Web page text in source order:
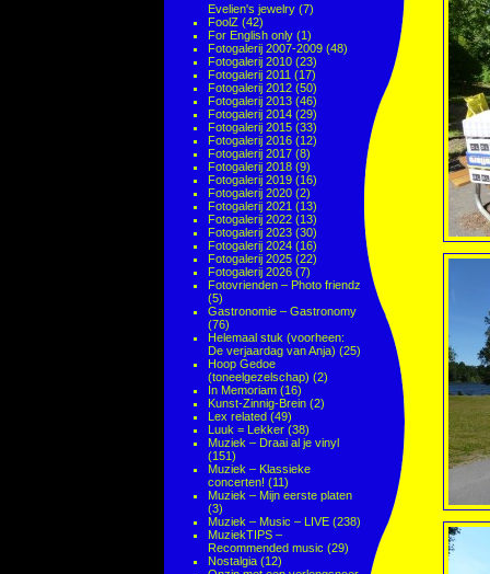
Evelien's jewelry (7)
FoolZ (42)
For English only (1)
Fotogalerij 2007-2009 (48)
Fotogalerij 2010 (23)
Fotogalerij 2011 (17)
Fotogalerij 2012 (50)
Fotogalerij 2013 (46)
Fotogalerij 2014 (29)
Fotogalerij 2015 (33)
Fotogalerij 2016 (12)
Fotogalerij 2017 (8)
Fotogalerij 2018 (9)
Fotogalerij 2019 (16)
Fotogalerij 2020 (2)
Fotogalerij 2021 (13)
Fotogalerij 2022 (13)
Fotogalerij 2023 (30)
Fotogalerij 2024 (16)
Fotogalerij 2025 (22)
Fotogalerij 2026 (7)
Fotovrienden – Photo friendz
(5)
Gastronomie – Gastronomy
(76)
Helemaal stuk (voorheen:
De verjaardag van Anja) (25)
Hoop Gedoe
(toneelgezelschap) (2)
In Memoriam (16)
Kunst-Zinnig-Brein (2)
Lex related (49)
Luuk = Lekker (38)
Muziek – Draai al je vinyl
(151)
Muziek – Klassieke
concerten! (11)
Muziek – Mijn eerste platen
(3)
Muziek – Music – LIVE (238)
MuziekTIPS –
Recommended music (29)
Nostalgia (12)